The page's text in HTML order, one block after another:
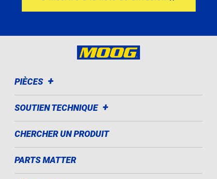
PIÈCES
SOUTIEN TECHNIQUE
CHERCHER UN PRODUIT
PARTS MATTER